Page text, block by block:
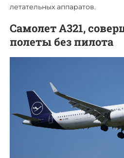
летательных аппаратов.
Самолет А321,
полеты без пилота